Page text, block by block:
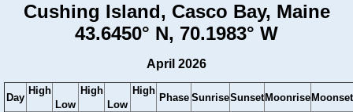
Cushing Island, Casco Bay, Maine
43.6450° N, 70.1983° W
April 2026
Day
High
Low
High
Low
High
Phase SunriseSunsetMoonriseMoonset